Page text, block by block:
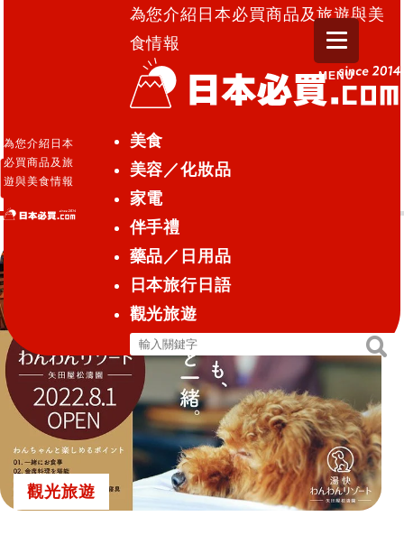
為您介紹日本
必買商品及旅
遊與美食情報
為您介紹日本必買商品及旅遊與美
食情報
美食
美容／化妝品
家電
伴手禮
藥品／日用品
日本旅行日語
觀光旅遊
搜
尋
關
鍵
字:
搜
MENU
床墊
觀光旅遊